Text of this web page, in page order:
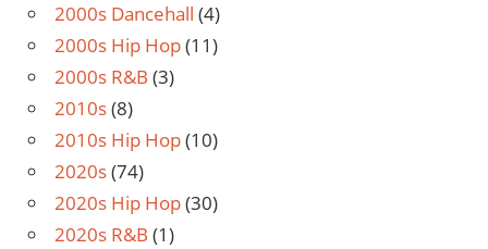
2000s Dancehall (4)
2000s Hip Hop(11)
2000s R&B (3)
2010s(8)
2010s Hip Hop(10)
2020s(74)
2020s Hip Hop(30)
2020s R&B (1)